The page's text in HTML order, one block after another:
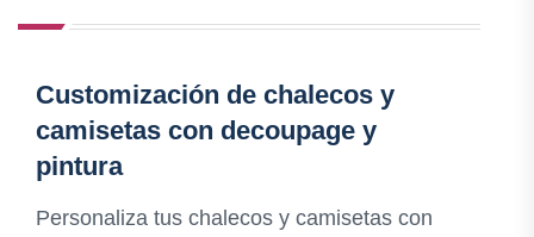
Customización de chalecos y
camisetas con decoupage y
pintura
Personaliza tus chalecos y camisetas con